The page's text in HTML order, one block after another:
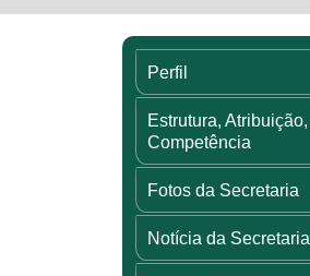
Perfil
Estrutura, Atribuição,
Competência
Fotos da Secretaria
Notícia da Secretaria